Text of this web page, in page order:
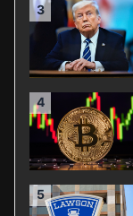
3
4
5